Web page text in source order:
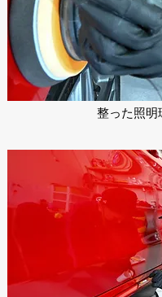
整った照明